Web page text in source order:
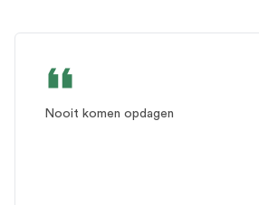
Nooit komen opdagen